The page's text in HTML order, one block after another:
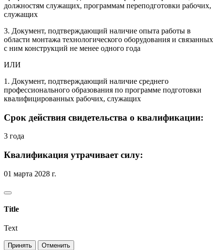
должностям служащих, программам переподготовки рабочих,
служащих
3. Документ, подтверждающий наличие опыта работы в
области монтажа технологического оборудования и связанных
с ним конструкций не менее одного года
ИЛИ
1. Документ, подтверждающий наличие среднего
профессионального образования по программе подготовки
квалифицированных рабочих, служащих
Срок действия свидетельства о квалификации:
3 года
Квалификация утрачивает силу:
01 марта 2028 г.
Title
Text
Принять Отменить